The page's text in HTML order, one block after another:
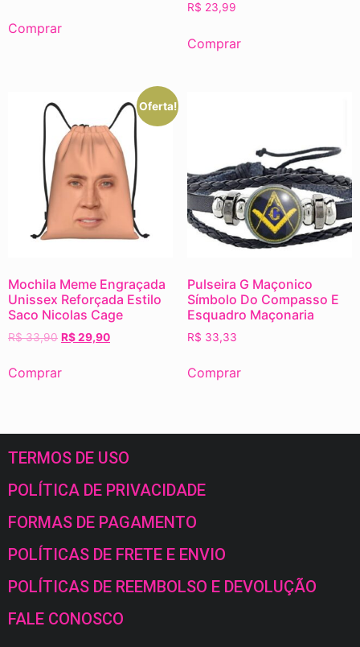
Comprar
R$ 23,99
Comprar
Oferta!
Mochila Meme Engraçada
Unissex Reforçada Estilo
Saco Nicolas Cage
R$33,90 R$29,90
Comprar
Pulseira G Maçonico
Símbolo Do Compasso E
Esquadro Maçonaria
R$ 33,33
Comprar
TERMOS DE USO
POLÍTICA DE PRIVACIDADE
FORMAS DE PAGAMENTO
POLÍTICAS DE FRETE E ENVIO
POLÍTICAS DE REEMBOLSO E DEVOLUÇÃO
FALE CONOSCO